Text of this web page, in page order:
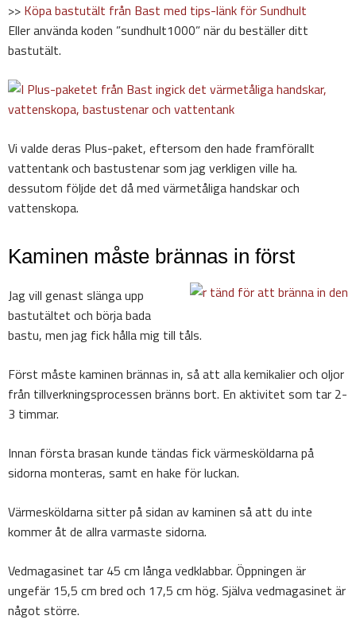
>> Köpa bastutält från Bast med tips-länk för Sundhult
Eller använda koden ”sundhult1000” när du beställer ditt
bastutält.
Vi valde deras Plus-paket, eftersom den hade framförallt
vattentank och bastustenar som jag verkligen ville ha.
dessutom följde det då med värmetåliga handskar och
vattenskopa.
Kaminen måste brännas in först
Jag vill genast slänga upp
bastutältet och börja bada
bastu, men jag fick hålla mig till tåls.
Först måste kaminen brännas in, så att alla kemikalier och oljor
från tillverkningsprocessen bränns bort. En aktivitet som tar 2-
3 timmar.
Innan första brasan kunde tändas fick värmesköldarna på
sidorna monteras, samt en hake för luckan.
Värmesköldarna sitter på sidan av kaminen så att du inte
kommer åt de allra varmaste sidorna.
Vedmagasinet tar 45 cm långa vedklabbar. Öppningen är
ungefär 15,5 cm bred och 17,5 cm hög. Själva vedmagasinet är
något större.